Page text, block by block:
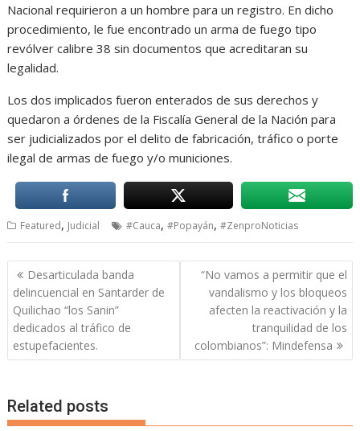
Nacional requirieron a un hombre para un registro. En dicho
procedimiento, le fue encontrado un arma de fuego tipo
revólver calibre 38 sin documentos que acreditaran su
legalidad.
Los dos implicados fueron enterados de sus derechos y
quedaron a órdenes de la Fiscalía General de la Nación para
ser judicializados por el delito de fabricación, tráfico o porte
ilegal de armas de fuego y/o municiones.
Featured, Judicial #Cauca,#Popayán,#ZenproNoticias
Navegación
de
entradas
Desarticulada banda
delincuencial en Santarder de
Quilichao “los Sanin”
dedicados al tráfico de
estupefacientes.
“No vamos a permitir que el
vandalismo y los bloqueos
afecten la reactivación y la
tranquilidad de los
colombianos”: Mindefensa
Related posts